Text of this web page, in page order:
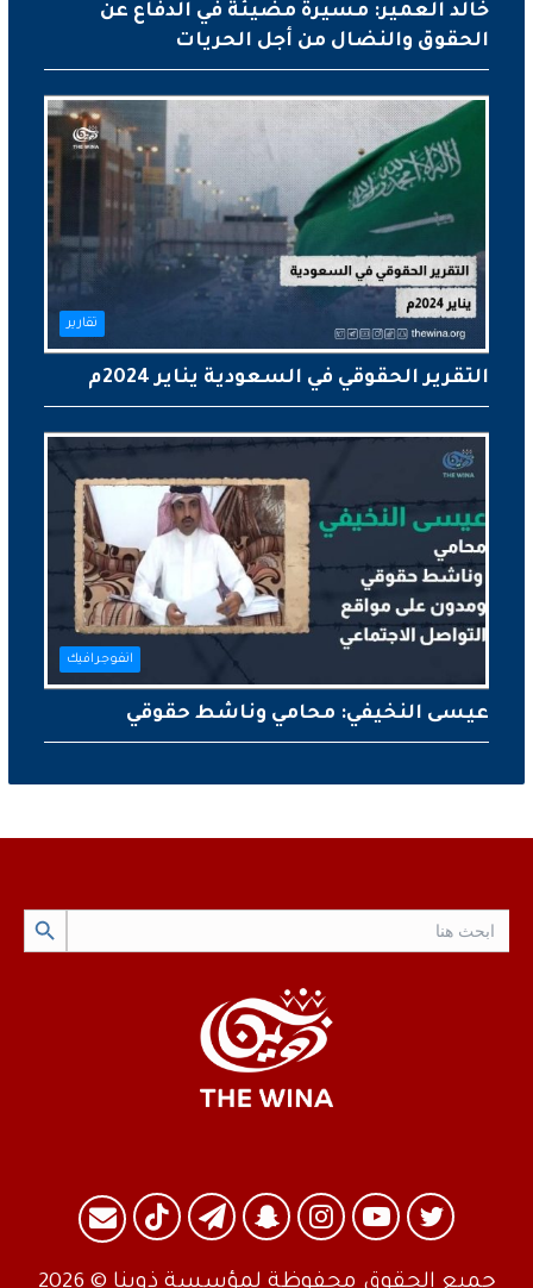
خالد العمير: مسيرة مضيئة في الدفاع عن
الحقوق والنضال من أجل الحريات
تقارير
التقرير الحقوقي في السعودية يناير 2024م
انفوجرافيك
عيسى النخيفي: محامي وناشط حقوقي
Search Button
تويتر يوتيوبانستقرام
سنابتيلقرامTikTokالبريد